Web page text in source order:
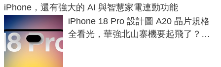
iPhone，還有強大的 AI 與智慧家電連動功能
iPhone 18 Pro 設計圖 A20 晶片規格
全看光，華強北山寨機要起飛了？專